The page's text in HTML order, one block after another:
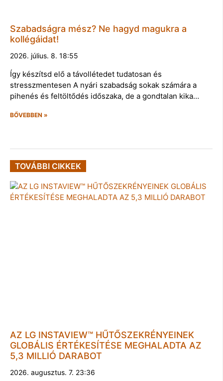
Szabadságra mész? Ne hagyd magukra a
kollégáidat!
2026. július. 8. 18:55
Így készítsd elő a távollétedet tudatosan és
stresszmentesen A nyári szabadság sokak számára a
pihenés és feltöltődés időszaka, de a gondtalan kika…
BŐVEBBEN »
TOVÁBBI CIKKEK
AZ LG INSTAVIEW™ HŰTŐSZEKRÉNYEINEK
GLOBÁLIS ÉRTÉKESÍTÉSE MEGHALADTA AZ
5,3 MILLIÓ DARABOT
2026. augusztus. 7. 23:36